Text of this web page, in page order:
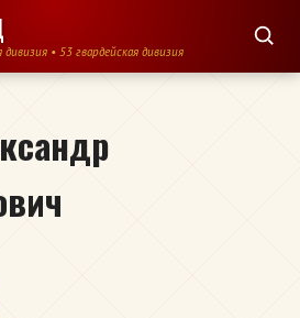
• 53 гвардейская дивизия